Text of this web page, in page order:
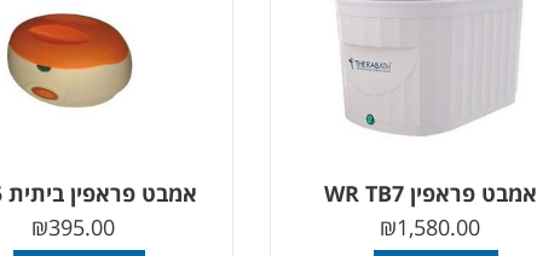
אמבט פראפין WR TB7
₪1,580.00
אמבט פראפין ביתית SD55
₪395.00